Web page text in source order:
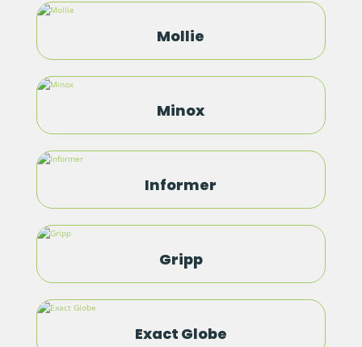
Mollie
Minox
Informer
Gripp
Exact Globe